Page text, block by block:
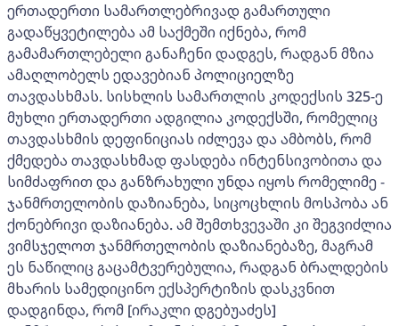
ერთადერთი სამართლებრივად გამართული
გადაწყვეტილება ამ საქმეში იქნება, რომ
გამამართლებელი განაჩენი დადგეს, რადგან მზია
ამაღლობელს ედავებიან პოლიციელზე
თავდასხმას. სისხლის სამართლის კოდექსის 325-ე
მუხლი ერთადერთი ადგილია კოდექსში, რომელიც
თავდასხმის დეფინიციას იძლევა და ამბობს, რომ
ქმედება თავდასხმად ფასდება ინტენსივობითა და
სიმძაფრით და განზრახული უნდა იყოს რომელიმე -
ჯანმრთელობის დაზიანება, სიცოცხლის მოსპობა ან
ქონებრივი დაზიანება. ამ შემთხვევაში კი შეგვიძლია
ვიმსჯელოთ ჯანმრთელობის დაზიანებაზე, მაგრამ
ეს ნაწილიც გაცამტვერებულია, რადგან ბრალდების
მხარის სამედიცინო ექსპერტიზის დასკვნით
დადგინდა, რომ [ირაკლი დგებუაძეს]